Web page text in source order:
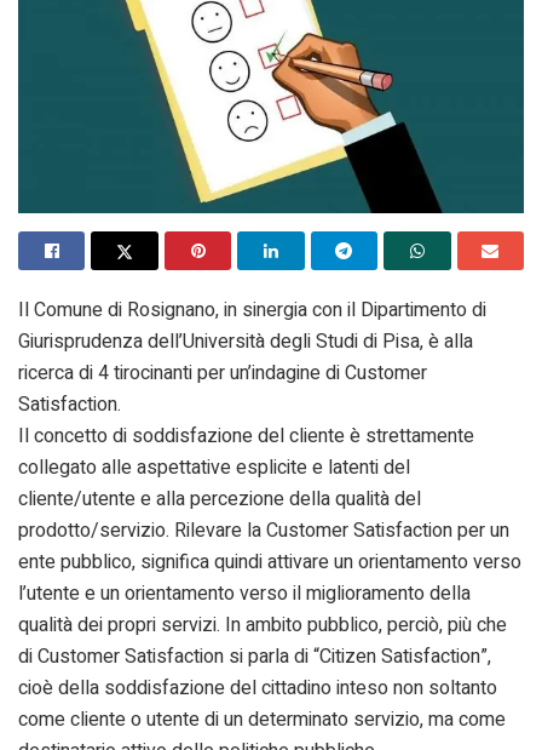
Il Comune di Rosignano, in sinergia con il Dipartimento di
Giurisprudenza dell’Università degli Studi di Pisa, è alla
ricerca di 4 tirocinanti per un’indagine di Customer
Satisfaction.
Il concetto di soddisfazione del cliente è strettamente
collegato alle aspettative esplicite e latenti del
cliente/utente e alla percezione della qualità del
prodotto/servizio. Rilevare la Customer Satisfaction per un
ente pubblico, significa quindi attivare un orientamento verso
l’utente e un orientamento verso il miglioramento della
qualità dei propri servizi. In ambito pubblico, perciò, più che
di Customer Satisfaction si parla di “Citizen Satisfaction”,
cioè della soddisfazione del cittadino inteso non soltanto
come cliente o utente di un determinato servizio, ma come